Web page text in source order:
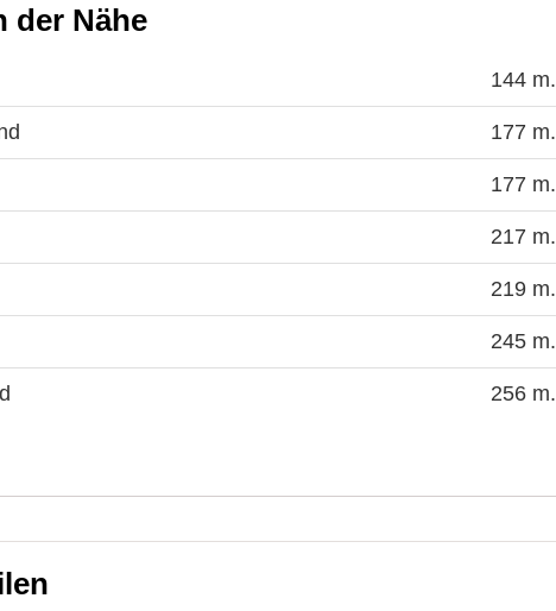
der Nähe
144 m.
177 m.
177 m.
217 m.
219 m.
245 m.
256 m.